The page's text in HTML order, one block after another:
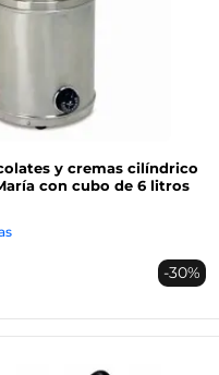
y cremas cilíndrico
con cubo de 6 litros
-30%